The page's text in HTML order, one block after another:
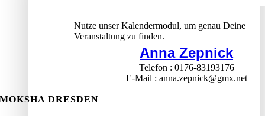
Nutze unser Kalendermodul, um genau Deine
Veranstaltung zu finden.
Anna Zepnick
Telefon
0176-83193176
E-Mail
anna.zepnick@gmx.net
MOKSHA DRESDEN